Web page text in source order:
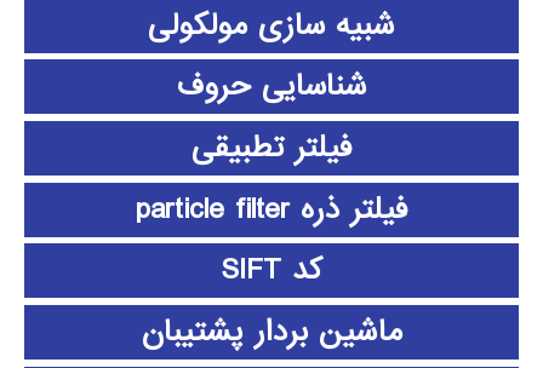
شبیه سازی مولکولی
شناسایی حروف
فیلتر تطبیقی
فیلتر ذره particle filter
کد SIFT
ماشین بردار پشتیبان